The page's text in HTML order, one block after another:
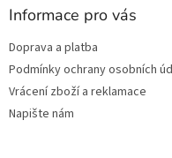
Informace pro vás
Doprava a platba
Podmínky ochrany osobních
Vrácení zboží a reklamace
Napište nám